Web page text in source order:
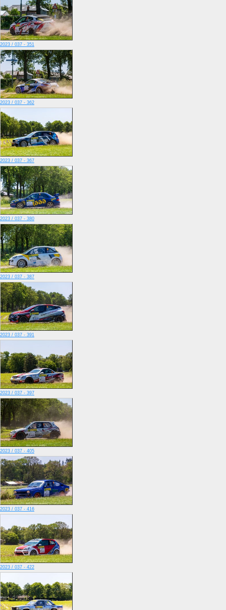
2023 / 037 - 351
2023 / 037 - 362
2023 / 037 - 367
2023 / 037 - 380
2023 / 037 - 387
2023 / 037 - 391
2023 / 037 - 397
2023 / 037 - 405
2023 / 037 - 416
2023 / 037 - 422